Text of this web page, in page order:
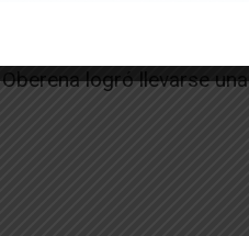
remate y lo expulso, de
de oportunidades muy
logró llevarse una